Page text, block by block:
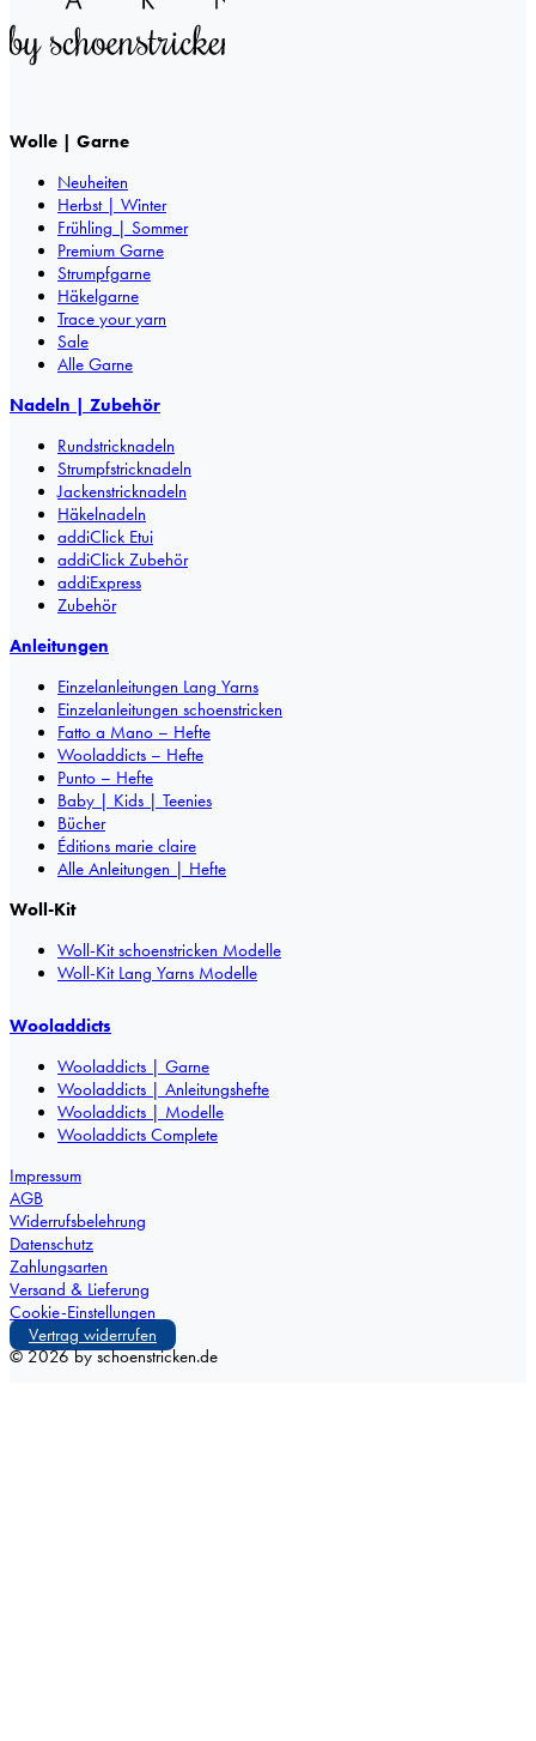
Wolle | Garne
Neuheiten
Herbst | Winter
Frühling | Sommer
Premium Garne
Strumpfgarne
Häkelgarne
Trace your yarn
Sale
Alle Garne
Nadeln | Zubehör
Rundstricknadeln
Strumpfstricknadeln
Jackenstricknadeln
Häkelnadeln
addiClick Etui
addiClick Zubehör
addiExpress
Zubehör
Anleitungen
Einzelanleitungen Lang Yarns
Einzelanleitungen schoenstricken
Fatto a Mano – Hefte
Wooladdicts – Hefte
Punto – Hefte
Baby | Kids | Teenies
Bücher
Éditions marie claire
Alle Anleitungen | Hefte
Woll-Kit
Woll-Kit schoenstricken Modelle
Woll-Kit Lang Yarns Modelle
Wooladdicts
Wooladdicts | Garne
Wooladdicts | Anleitungshefte
Wooladdicts | Modelle
Wooladdicts Complete
Impressum
AGB
Widerrufsbelehrung
Datenschutz
Zahlungsarten
Versand & Lieferung
Cookie-Einstellungen
Vertrag widerrufen
© 2026 by schoenstricken.de